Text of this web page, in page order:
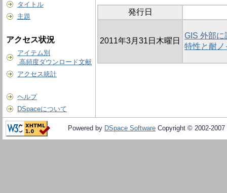
タイトル
主題
アクセス状況
アイテム別
高頻度ダウンロード文献
アクセス統計
ヘルプ
DSpaceについて
発行日
2011年3月31日木曜日
GIS 外部
特性と耐ノ
Powered by DSpace Software Copyright © 2002-2007